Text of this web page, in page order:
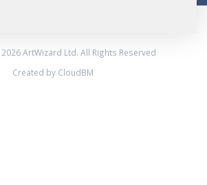
ArtWizard Ltd. All Rights Reserved
Created by CloudBM